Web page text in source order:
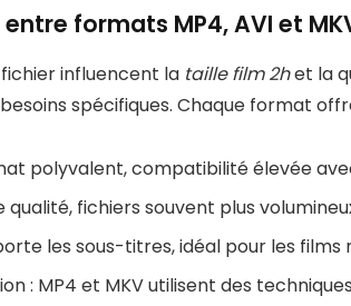
formats MP4, AVI et
influencent la taille film 2het la
spécifiques. Chaque format
polyvalent, compatibilité élevée
qualité, fichiers souvent plus
les sous-titres, idéal pour les films
: MP4 et MKV utilisent des